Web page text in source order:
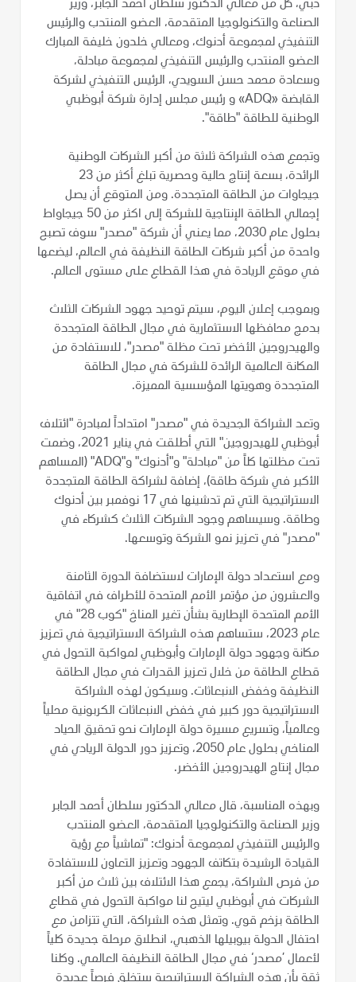
دبي، كل من معالي الدكتور سلطان أحمد الجابر، وزير
الصناعة والتكنولوجيا المتقدمة، العضو المنتدب والرئيس
التنفيذي لمجموعة أدنوك، ومعالي خلدون خليفة المبارك
العضو المنتدب والرئيس التنفيذي لمجموعة مبادلة،
وسعادة محمد حسن السويدي، الرئيس التنفيذي لشركة
القابضة «ADQ» و رئيس مجلس إدارة شركة أبوظبي
الوطنية للطاقة "طاقة".
وتجمع هذه الشراكة ثلاثة من أكبر الشركات الوطنية
الرائدة، بسعة إنتاج حالية وحصرية تبلغ أكثر من 23
جيجاوات من الطاقة المتجددة. ومن المتوقع أن يصل
إجمالي الطاقة الإنتاجية للشركة إلى اكثر من 50 جيجاواط
بحلول عام 2030، مما يعني أن شركة "مصدر" سوف تصبح
واحدة من أكبر شركات الطاقة النظيفة في العالم، ليضعها
في موقع الريادة في هذا القطاع على مستوى العالم.
وبموجب إعلان اليوم، سيتم توحيد جهود الشركات الثلاث
بدمج محافظها الاستثمارية في مجال الطاقة المتجددة
والهيدروجين الأخضر تحت مظلة "مصدر"، للاستفادة من
المكانة العالمية الرائدة للشركة في مجال الطاقة
المتجددة وهويتها المؤسسية المميزة.
وتعد الشراكة الجديدة في "مصدر" امتداداً لمبادرة "ائتلاف
أبوظبي للهيدروجين" التي أطلقت في يناير 2021، وضمت
تحت مظلتها كلاً من "مبادلة" و"أدنوك" و"ADQ" (المساهم
الأكبر في شركة طاقة)، إضافة لشراكة الطاقة المتجددة
الاستراتيجية التي تم تدشينها في 17 نوفمبر بين أدنوك
وطاقة. وسيساهم وجود الشركات الثلاث كشركاء في
"مصدر" في تعزيز نمو الشركة وتوسعها.
ومع استعداد دولة الإمارات لاستضافة الدورة الثامنة
والعشرون من مؤتمر الأمم المتحدة للأطراف في اتفاقية
الأمم المتحدة الإطارية بشأن تغير المناخ "كوب 28" في
عام 2023، ستساهم هذه الشراكة الاستراتيجية في تعزيز
مكانة وجهود دولة الإمارات وأبوظبي لمواكبة التحول في
قطاع الطاقة من خلال تعزيز القدرات في مجال الطاقة
النظيفة وخفض الانبعاثات. وسيكون لهذه الشراكة
الاستراتيجية دور كبير في خفض الانبعاثات الكربونية محلياً
وعالمياً، وتسريع مسيرة دولة الإمارات نحو تحقيق الحياد
المناخي بحلول عام 2050، وتعزيز دور الدولة الريادي في
مجال إنتاج الهيدروجين الأخضر.
وبهذه المناسبة، قال معالي الدكتور سلطان أحمد الجابر
وزير الصناعة والتكنولوجيا المتقدمة، العضو المنتدب
والرئيس التنفيذي لمجموعة أدنوك: "تماشياً مع رؤية
القيادة الرشيدة بتكاتف الجهود وتعزيز التعاون للاستفادة
من فرص الشراكة، يجمع هذا الائتلاف بين ثلاث من أكبر
الشركات في أبوظبي ليتيح لنا مواكبة التحول في قطاع
الطاقة بزخم قوي. وتمثل هذه الشراكة، التي تتزامن مع
احتفال الدولة بيوبيلها الذهبي، انطلاق مرحلة جديدة كلياً
لأعمال ’مصدر‘ في مجال الطاقة النظيفة العالمي. وكلنا
ثقة بأن هذه الشراكة الاستراتيجية ستخلق فرصاً عديدة